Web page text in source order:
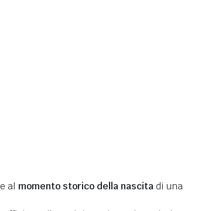
al momento storico della nascitadi una